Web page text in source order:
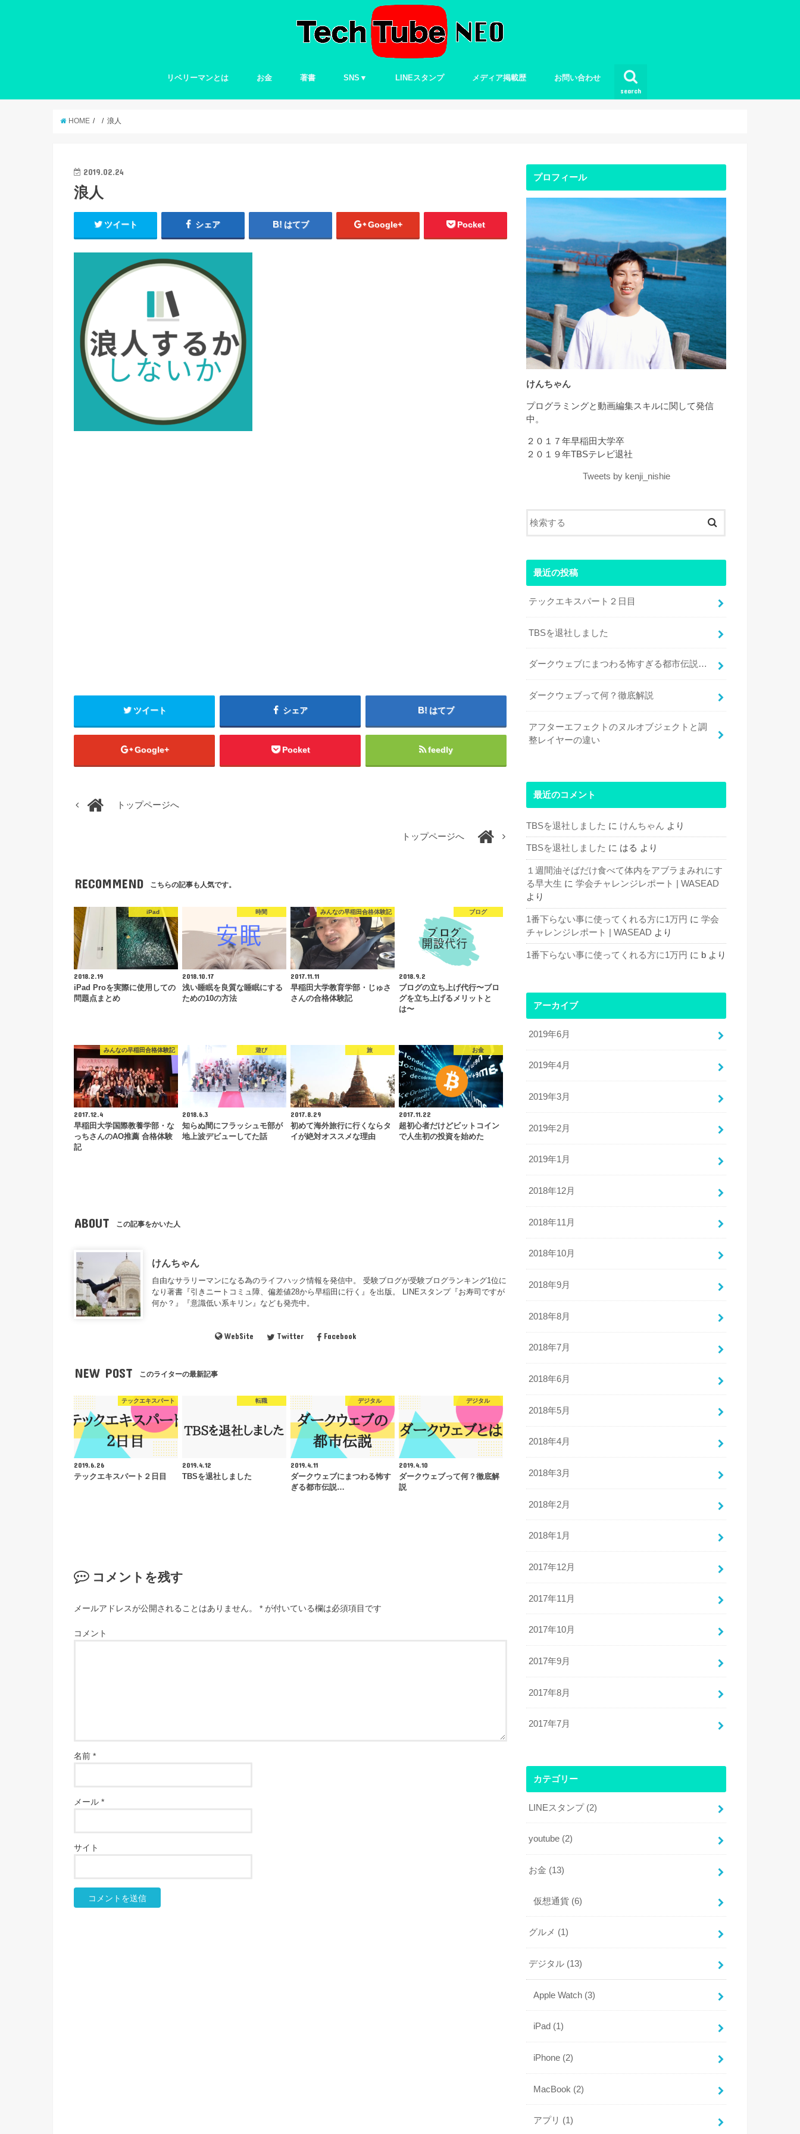
search
リベリーマンとは お金 著書 SNS▼
Twitter
LINEスタンプ メディア掲載歴 お問い合わせ
HOME 浪人
2019.02.24
浪人
ツイート シェア はてブ Google+ Pocket
ツイート シェア はてブ
Google+ Pocket feedly
トップページへ
トップページへ
RECOMMEND こちらの記事も人気です。
iPad
2018.2.19
iPad Proを実際に使用しての
問題点まとめ
時間
2018.10.17
浅い睡眠を良質な睡眠にする
ための10の方法
みんなの早稲田合格体験記
2017.11.11
早稲田大学教育学部・じゅさ
さんの合格体験記
ブログ
2018.9.2
ブログの立ち上げ代行〜ブロ
グを立ち上げるメリットと
は〜
みんなの早稲田合格体験記
2017.12.4
早稲田大学国際教養学部・な
っちさんのAO推薦 合格体験
記
遊び
2018.6.3
知らぬ間にフラッシュモ部が
地上波デビューしてた話
旅
2017.8.29
初めて海外旅行に行くならタ
イが絶対オススメな理由
お金
2017.11.22
超初心者だけどビットコイン
で人生初の投資を始めた
ABOUT この記事をかいた人
けんちゃん
自由なサラリーマンになる為のライフハック情報を発信中。 受験ブログが受験ブログランキング1位に
なり著書『引きニートコミュ障、偏差値28から早稲田に行く』を出版。 LINEスタンプ『お寿司ですが
何か？』『意識低い系キリン』なども発売中。
WebSite Twitter Facebook
NEW POST このライターの最新記事
テックエキスパート
2019.6.26
テックエキスパート２日目
転職
2019.4.12
TBSを退社しました
デジタル
2019.4.11
ダークウェブにまつわる怖す
ぎる都市伝説…
デジタル
2019.4.10
ダークウェブって何？徹底解
説
コメントを残す
メールアドレスが公開されることはありません。 * が付いている欄は必須項目です
コメント
名前 *
メール *
サイト
プロフィール
けんちゃん
プログラミングと動画編集スキルに関して発信
中。
２０１７年早稲田大学卒
２０１９年TBSテレビ退社
Tweets by kenji_nishie
最近の投稿
テックエキスパート２日目
TBSを退社しました
ダークウェブにまつわる怖すぎる都市伝説…
ダークウェブって何？徹底解説
アフターエフェクトのヌルオブジェクトと調
整レイヤーの違い
最近のコメント
TBSを退社しました に けんちゃん より
TBSを退社しました に はる より
１週間油そばだけ食べて体内をアブラまみれにす
る早大生 に 学会チャレンジレポート | WASEAD
より
1番下らない事に使ってくれる方に1万円 に 学会
チャレンジレポート | WASEAD より
1番下らない事に使ってくれる方に1万円 に b より
アーカイブ
2019年6月
2019年4月
2019年3月
2019年2月
2019年1月
2018年12月
2018年11月
2018年10月
2018年9月
2018年8月
2018年7月
2018年6月
2018年5月
2018年4月
2018年3月
2018年2月
2018年1月
2017年12月
2017年11月
2017年10月
2017年9月
2017年8月
2017年7月
カテゴリー
LINEスタンプ (2)
youtube (2)
お金 (13)
仮想通貨 (6)
グルメ (1)
デジタル (13)
Apple Watch (3)
iPad (1)
iPhone (2)
MacBook (2)
アプリ (1)